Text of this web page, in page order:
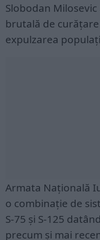
Slobodan
brutală de
expulzarea
Armata Națională
o combinație de
S-75 și S-125
precum și mai